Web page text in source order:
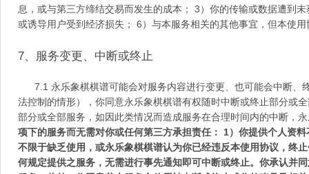
息，或与第三方缔结交易而发生的成本；
3）你的传输或数据遭到
或诱导用户受到经济损失；
6）与本服务相关的其他事宜，但本使
7、服务变更、中断或终止
7.1 永乐象棋棋谱可能会对服务内容进行变更、也可能会中断、
法控制的情形），你同意永乐象棋棋谱有权随时中断或终止部分或
部分或全部服务，如因此类情况而造成服务在合理时间内的中断，
项下的服务而无需对你或任何第三方承担责任：
1）你提供个人资
不限于缺乏使用，或永乐象棋棋谱认为你已经违反本使用协议，终
何规定提供之服务，无需进行事先通知即可中断或终止。你承认并